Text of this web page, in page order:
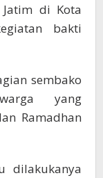
di Kota
bakti
sembako
yang
Ramadhan
dilakukanya